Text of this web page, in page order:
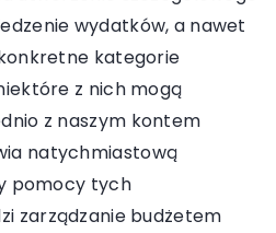
wydatków, a nawet
kategorie
z nich mogą
z naszym kontem
natychmiastową
pomocy tych
zarządzanie budżetem